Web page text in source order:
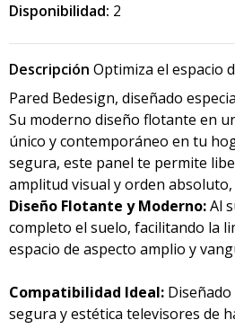
Disponibilidad: 2
Descripción Optimiza el espacio
Pared Bedesign, diseñado
Su moderno diseño flotante en
único y contemporáneo en tu
segura, este panel te permite
amplitud visual y orden
Diseño Flotante y Moderno:Al
completo el suelo, facilitando la
espacio de aspecto amplio y
Compatibilidad Ideal:
segura y estética televisores de